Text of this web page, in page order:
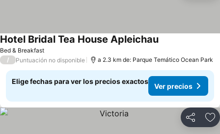
Bed & Breakfast
Hotel Bridal Tea House ApleichauVer precios
/ Puntuación no disponible a 2.3 km de: Parque Temático Ocean Park
Elige fechas para ver los precios exactos
Ver precios
Compartir